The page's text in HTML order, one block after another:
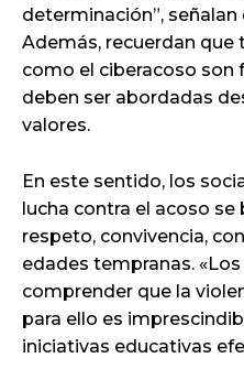
determinación”,
Además, recuerdan que
como el ciberacoso son
deben ser abordadas
valores.
En este sentido, los
lucha contra el acoso
respeto, convivencia,
edades tempranas.
comprender que la
para ello es
iniciativas educativas